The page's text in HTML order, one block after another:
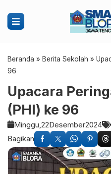
Beranda » Berita Sekolah »
96
Upacara
(PHI) ke 96
Minggu, 22Desember2024
Bagikan